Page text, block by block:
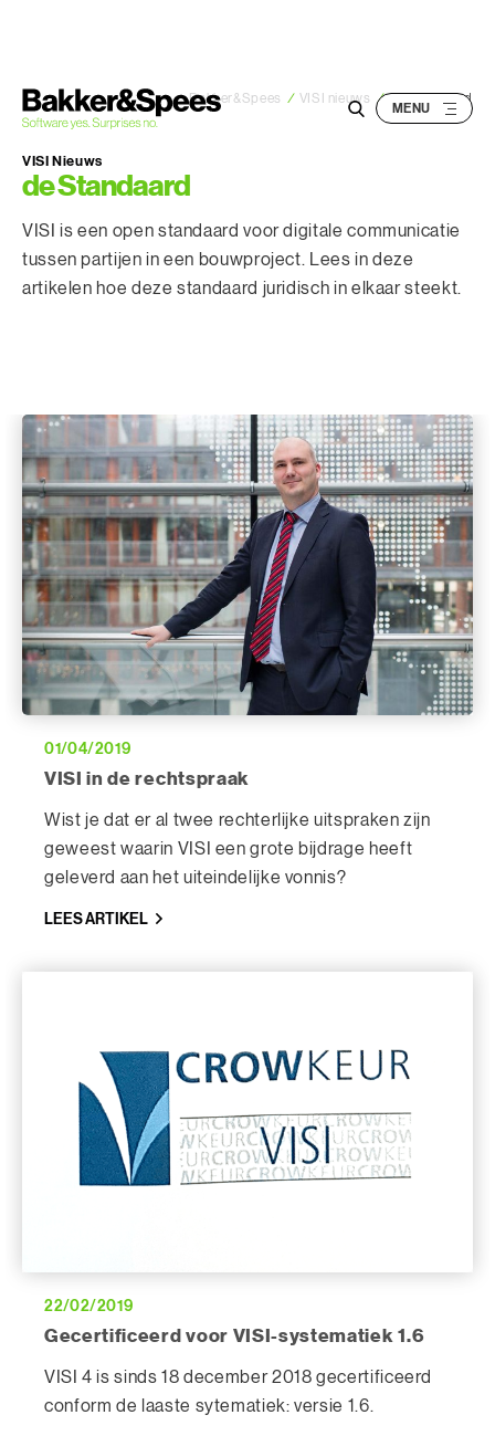
Bakker&Spees / VISI nieuws / de Standaard
VISI Nieuws
de Standaard
VISI is een open standaard voor digitale communicatie
tussen partijen in een bouwproject. Lees in deze
artikelen hoe deze standaard juridisch in elkaar steekt.
01/04/2019
VISI in de rechtspraak
Wist je dat er al twee rechterlijke uitspraken zijn
geweest waarin VISI een grote bijdrage heeft
geleverd aan het uiteindelijke vonnis?
LEES ARTIKEL
22/02/2019
Gecertificeerd voor VISI-systematiek 1.6
VISI 4 is sinds 18 december 2018 gecertificeerd
conform de laaste sytematiek: versie 1.6.